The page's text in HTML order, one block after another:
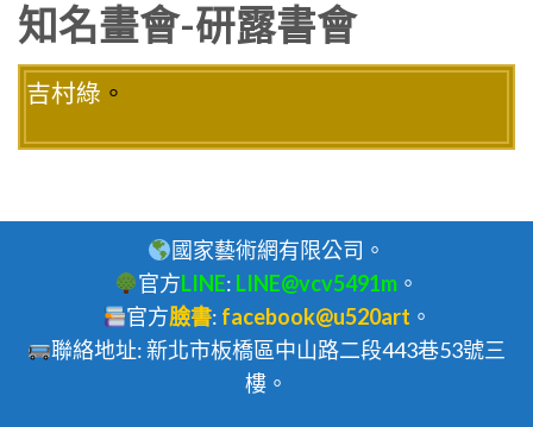
知名畫會-研露書會
吉村綠 。
國家藝術網有限公司。
官方LINE: LINE@vcv5491m 。
官方臉書: facebook@u520art 。
聯絡地址: 新北市板橋區中山路二段443巷53號三
樓。